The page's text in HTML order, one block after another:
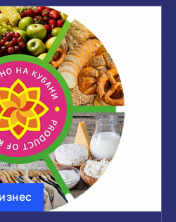
ВАС УРОВЕНЬ
Показать